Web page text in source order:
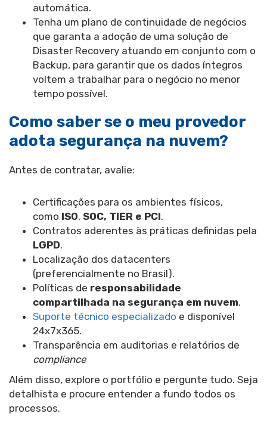
automática.
Tenha um plano de continuidade de negócios
que garanta a adoção de uma solução de
Disaster Recovery atuando em conjunto com o
Backup, para garantir que os dados íntegros
voltem a trabalhar para o negócio no menor
tempo possível.
Como saber se o meu provedor
adota segurança na nuvem?
Antes de contratar, avalie:
Certificações para os ambientes físicos,
como ISO, SOC, TIER e PCI.
Contratos aderentes às práticas definidas pela
LGPD.
Localização dos datacenters
(preferencialmente no Brasil).
Políticas de responsabilidade
compartilhada na segurança em nuvem.
Suporte técnico especializado e disponível
24x7x365.
Transparência em auditorias e relatórios de
compliance
Além disso, explore o portfólio e pergunte tudo. Seja
detalhista e procure entender a fundo todos os
processos.